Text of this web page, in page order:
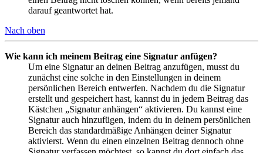
darauf geantwortet hat.
Nach oben
Wie kann ich meinem Beitrag eine Signatur anfügen?
Um eine Signatur an deinen Beitrag anzufügen, musst du
zunächst eine solche in den Einstellungen in deinem
persönlichen Bereich entwerfen. Nachdem du die Signatur
erstellt und gespeichert hast, kannst du in jedem Beitrag das
Kästchen „Signatur anhängen“ aktivieren. Du kannst eine
Signatur auch hinzufügen, indem du in deinem persönlichen
Bereich das standardmäßige Anhängen deiner Signatur
aktivierst. Wenn du einen einzelnen Beitrag dennoch ohne